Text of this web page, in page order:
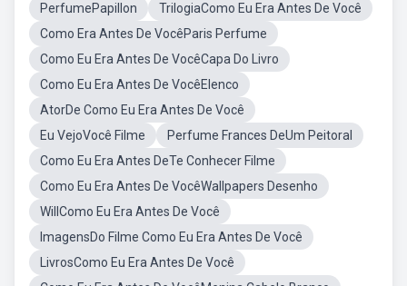
PerfumePapillon
TrilogiaComo Eu Era Antes De Você
Como Era Antes De VocêParis Perfume
Como Eu Era Antes De VocêCapa Do Livro
Como Eu Era Antes De VocêElenco
AtorDe Como Eu Era Antes De Você
Eu VejoVocê Filme
Perfume Frances DeUm Peitoral
Como Eu Era Antes DeTe Conhecer Filme
Como Eu Era Antes De VocêWallpapers Desenho
WillComo Eu Era Antes De Você
ImagensDo Filme Como Eu Era Antes De Você
LivrosComo Eu Era Antes De Você